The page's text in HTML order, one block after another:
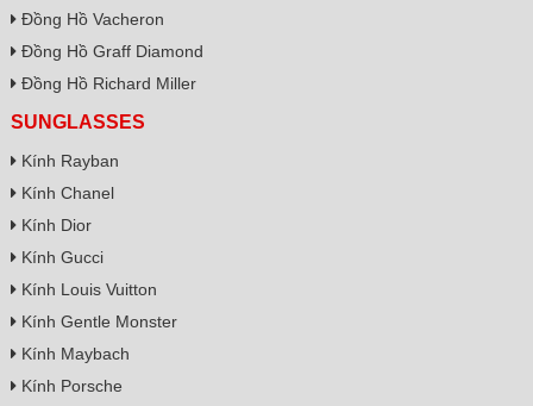
Đồng Hồ Vacheron
Đồng Hồ Graff Diamond
Đồng Hồ Richard Miller
SUNGLASSES
Kính Rayban
Kính Chanel
Kính Dior
Kính Gucci
Kính Louis Vuitton
Kính Gentle Monster
Kính Maybach
Kính Porsche